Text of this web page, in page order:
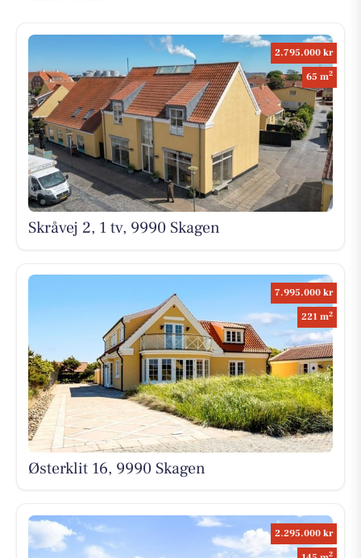
2.795.000 kr
65 m2
Skråvej 2, 1 tv, 9990 Skagen
7.995.000 kr
221 m2
Østerklit 16, 9990 Skagen
2.295.000 kr
2